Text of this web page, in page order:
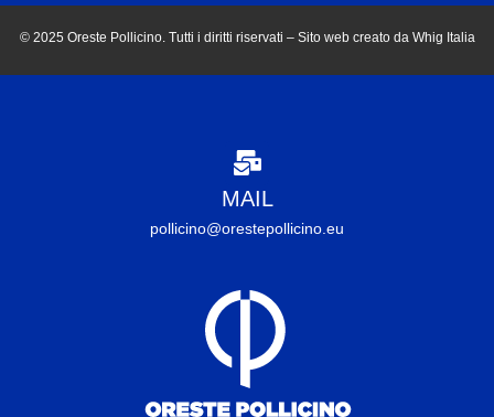
© 2025 Oreste Pollicino. Tutti i diritti riservati – Sito web creato da Whig Italia
MAIL
pollicino@orestepollicino.eu